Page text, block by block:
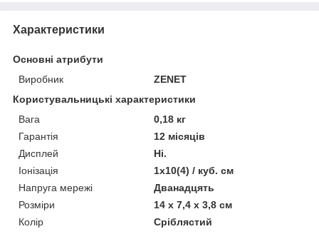
Характеристики
Основні атрибути
Виробник
ZENET
Користувальницькі характеристики
Вага
0,18 кг
Гарантія
12 місяців
Дисплей
Ні.
Іонізація
1х10(4) / куб. см
Напруга мережі
Дванадцять
Розміри
14 x 7,4 x 3,8 см
Колір
Сріблястий